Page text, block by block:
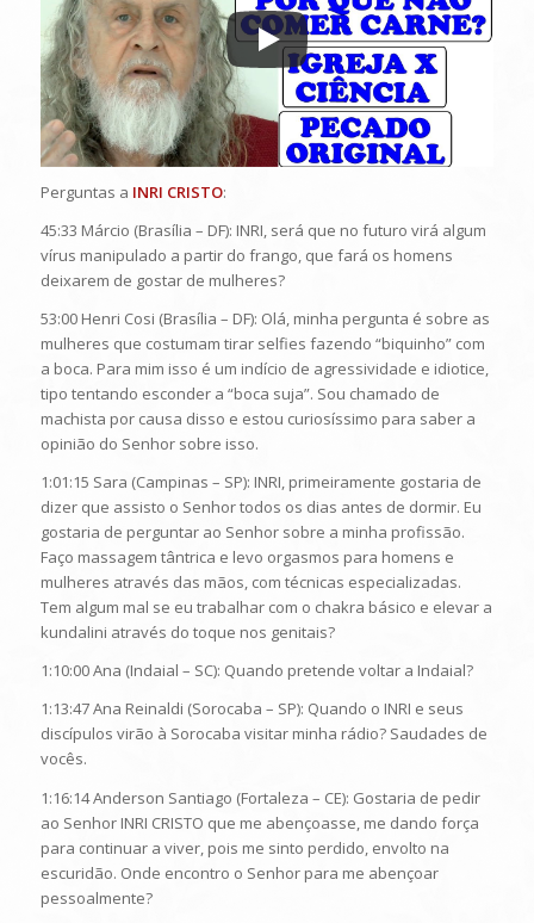
Perguntas a INRI CRISTO:
45:33 Márcio (Brasília – DF): INRI, será que no futuro virá algum
vírus manipulado a partir do frango, que fará os homens
deixarem de gostar de mulheres?
53:00 Henri Cosi (Brasília – DF): Olá, minha pergunta é sobre as
mulheres que costumam tirar selfies fazendo “biquinho” com
a boca. Para mim isso é um indício de agressividade e idiotice,
tipo tentando esconder a “boca suja”. Sou chamado de
machista por causa disso e estou curiosíssimo para saber a
opinião do Senhor sobre isso.
1:01:15 Sara (Campinas – SP): INRI, primeiramente gostaria de
dizer que assisto o Senhor todos os dias antes de dormir. Eu
gostaria de perguntar ao Senhor sobre a minha profissão.
Faço massagem tântrica e levo orgasmos para homens e
mulheres através das mãos, com técnicas especializadas.
Tem algum mal se eu trabalhar com o chakra básico e elevar a
kundalini através do toque nos genitais?
1:10:00 Ana (Indaial – SC): Quando pretende voltar a Indaial?
1:13:47 Ana Reinaldi (Sorocaba – SP): Quando o INRI e seus
discípulos virão à Sorocaba visitar minha rádio? Saudades de
vocês.
1:16:14 Anderson Santiago (Fortaleza – CE): Gostaria de pedir
ao Senhor INRI CRISTO que me abençoasse, me dando força
para continuar a viver, pois me sinto perdido, envolto na
escuridão. Onde encontro o Senhor para me abençoar
pessoalmente?